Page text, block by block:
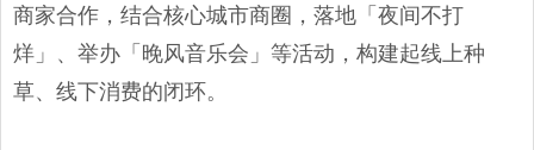
商家合作，结合核心城市商圈，落地「夜间不打
烊」、举办「晚风音乐会」等活动，构建起线上种
草、线下消费的闭环。